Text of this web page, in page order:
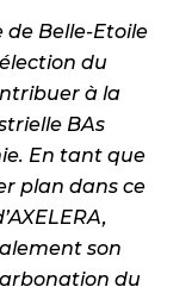
de Belle-Etoile
du
à la
BAs
En tant que
plan dans ce
son
du